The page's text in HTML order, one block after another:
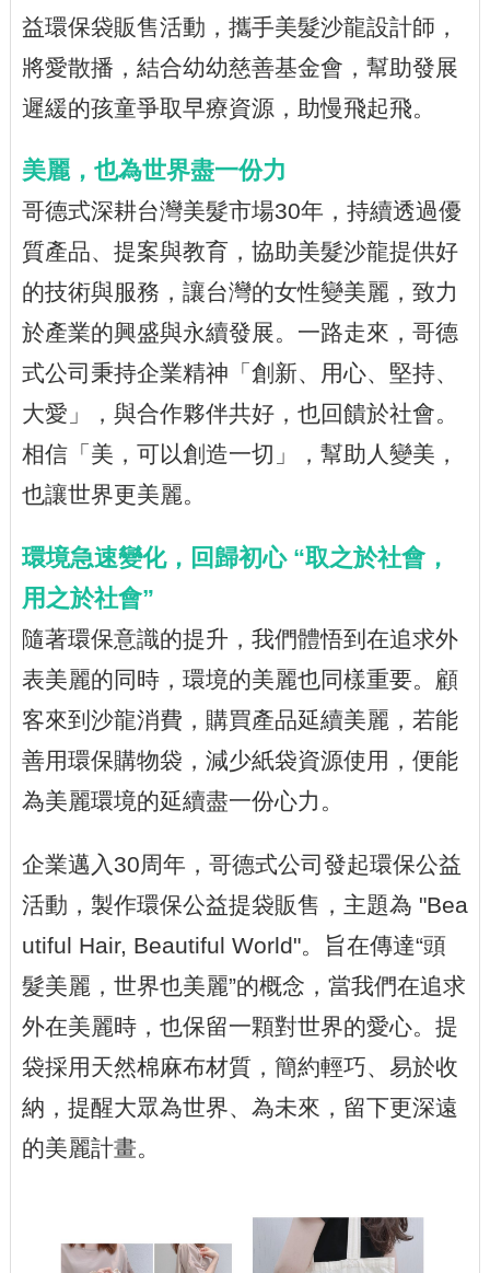
益環保袋販售活動，攜手美髮沙龍設計師，
將愛散播，結合幼幼慈善基金會，幫助發展
遲緩的孩童爭取早療資源，助慢飛起飛。
美麗，也為世界盡一份力
哥德式深耕台灣美髮市場30年，持續透過優
質產品、提案與教育，協助美髮沙龍提供好
的技術與服務，讓台灣的女性變美麗，致力
於產業的興盛與永續發展。一路走來，哥德
式公司秉持企業精神「創新、用心、堅持、
大愛」，與合作夥伴共好，也回饋於社會。
相信「美，可以創造一切」，幫助人變美，
也讓世界更美麗。
環境急速變化，回歸初心 “取之於社會，
用之於社會”
隨著環保意識的提升，我們體悟到在追求外
表美麗的同時，環境的美麗也同樣重要。顧
客來到沙龍消費，購買產品延續美麗，若能
善用環保購物袋，減少紙袋資源使用，便能
為美麗環境的延續盡一份心力。
企業邁入30周年，哥德式公司發起環保公益
活動，製作環保公益提袋販售，主題為 "Bea
utiful Hair, Beautiful World"。旨在傳達“頭
髮美麗，世界也美麗”的概念，當我們在追求
外在美麗時，也保留一顆對世界的愛心。提
袋採用天然棉麻布材質，簡約輕巧、易於收
納，提醒大眾為世界、為未來，留下更深遠
的美麗計畫。